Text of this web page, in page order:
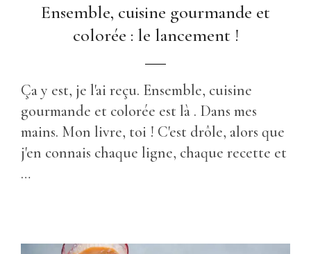
Ensemble, cuisine gourmande et
colorée : le lancement !
Ça y est, je l'ai reçu. Ensemble, cuisine
gourmande et colorée est là . Dans mes
mains. Mon livre, toi ! C'est drôle, alors que
j'en connais chaque ligne, chaque recette et
…